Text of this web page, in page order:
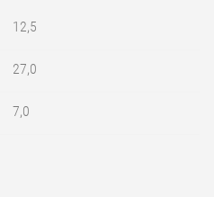
12,5
27,0
7,0